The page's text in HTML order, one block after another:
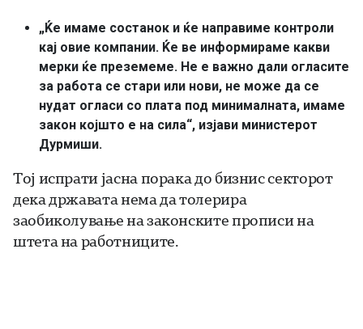
„Ќе имаме состанок и ќе направиме контроли
кај овие компании. Ќе ве информираме какви
мерки ќе преземеме. Не е важно дали огласите
за работа се стари или нови, не може да се
нудат огласи со плата под минималната, имаме
закон којшто е на сила“, изјави министерот
Дурмиши.
Тој испрати јасна порака до бизнис секторот
дека државата нема да толерира
заобиколување на законските прописи на
штета на работниците.